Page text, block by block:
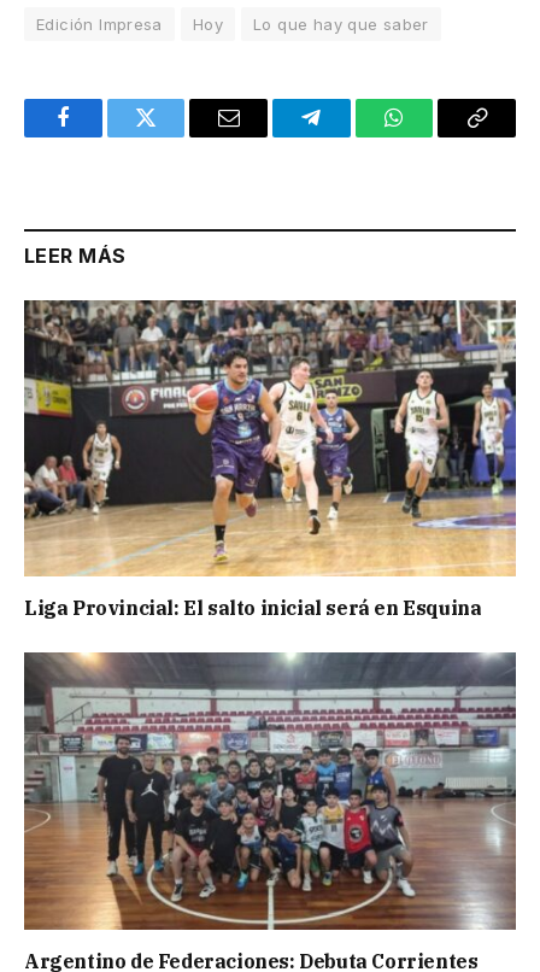
Edición Impresa Hoy Lo que hay que saber
FacebookTwitter Email TelegramWhatsAppCopy
LEER MÁS
Liga Provincial: El salto inicial será en Esquina
Argentino de Federaciones: Debuta Corrientes